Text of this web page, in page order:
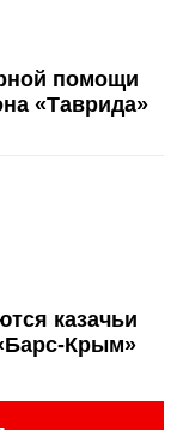
помощи
«Таврида»
казачьи
Крым»